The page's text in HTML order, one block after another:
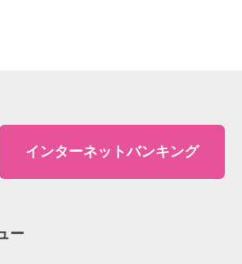
インターネットバンキング
ー